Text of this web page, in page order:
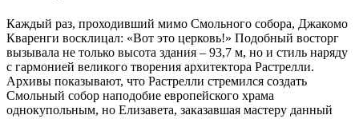
Каждый раз, проходивший мимо Смольного собора, Джакомо
Кваренги восклицал: «Вот это церковь!» Подобный восторг
вызывала не только высота здания – 93,7 м, но и стиль наряду
с гармонией великого творения архитектора Растрелли.
Архивы показывают, что Растрелли стремился создать
Смольный собор наподобие европейского храма
однокупольным, но Елизавета, заказавшая мастеру данный